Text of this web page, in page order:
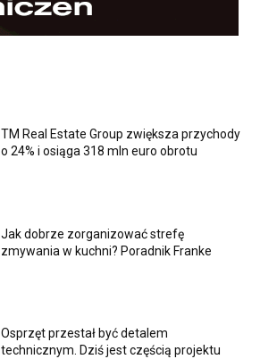
TM Real Estate Group zwiększa przychody
o 24% i osiąga 318 mln euro obrotu
Jak dobrze zorganizować strefę
zmywania w kuchni? Poradnik Franke
Osprzęt przestał być detalem
technicznym. Dziś jest częścią projektu